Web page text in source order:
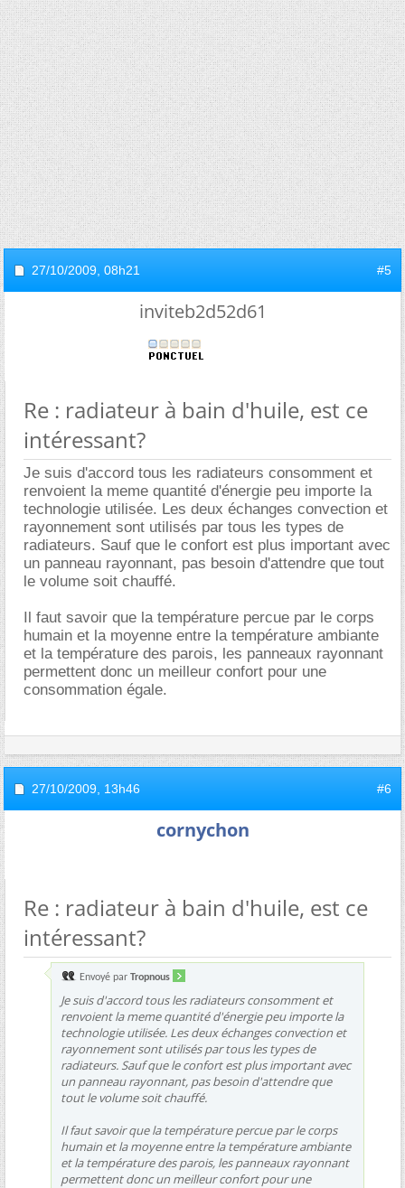
27/10/2009, 08h21 #5
inviteb2d52d61
Re : radiateur à bain d'huile, est ce
intéressant?
Je suis d'accord tous les radiateurs consomment et
renvoient la meme quantité d'énergie peu importe la
technologie utilisée. Les deux échanges convection et
rayonnement sont utilisés par tous les types de
radiateurs. Sauf que le confort est plus important avec
un panneau rayonnant, pas besoin d'attendre que tout
le volume soit chauffé.
Il faut savoir que la température percue par le corps
humain et la moyenne entre la température ambiante
et la température des parois, les panneaux rayonnant
permettent donc un meilleur confort pour une
consommation égale.
27/10/2009, 13h46 #6
cornychon
Re : radiateur à bain d'huile, est ce
intéressant?
Envoyé par Tropnous
Je suis d'accord tous les radiateurs consomment et
renvoient la meme quantité d'énergie peu importe la
technologie utilisée. Les deux échanges convection et
rayonnement sont utilisés par tous les types de
radiateurs. Sauf que le confort est plus important avec
un panneau rayonnant, pas besoin d'attendre que
tout le volume soit chauffé.
Il faut savoir que la température percue par le corps
humain et la moyenne entre la température ambiante
et la température des parois, les panneaux rayonnant
permettent donc un meilleur confort pour une